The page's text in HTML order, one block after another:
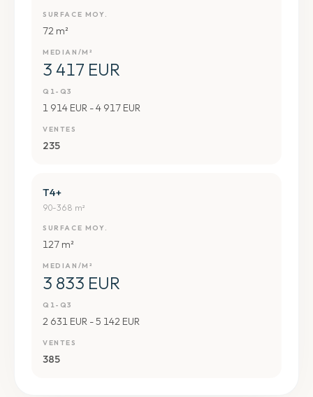
SURFACE MOY.
72 m²
MEDIAN/M²
3 417 EUR
Q1-Q3
1 914 EUR - 4 917 EUR
VENTES
235
T4+
90-368 m²
SURFACE MOY.
127 m²
MEDIAN/M²
3 833 EUR
Q1-Q3
2 631 EUR - 5 142 EUR
VENTES
385